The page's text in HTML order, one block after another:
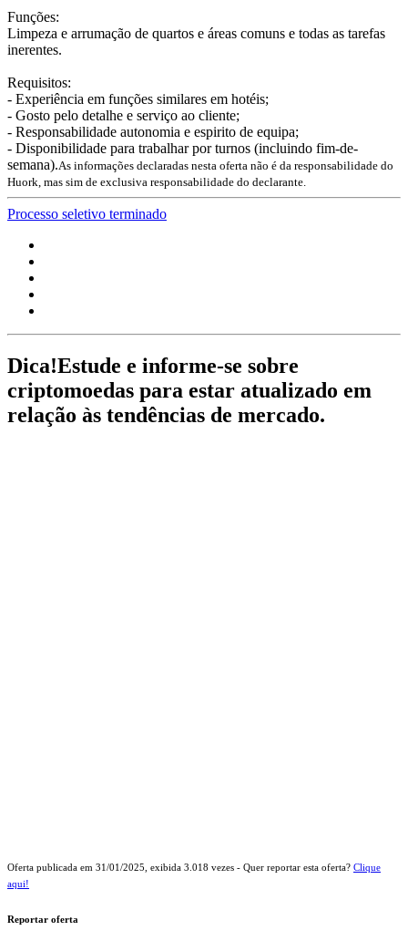
Funções:
Limpeza e arrumação de quartos e áreas comuns e todas as tarefas
inerentes.
Requisitos:
- Experiência em funções similares em hotéis;
- Gosto pelo detalhe e serviço ao cliente;
- Responsabilidade autonomia e espirito de equipa;
- Disponibilidade para trabalhar por turnos (incluindo fim-de-
semana).As informações declaradas nesta oferta não é da responsabilidade do
Huork, mas sim de exclusiva responsabilidade do declarante.
Processo seletivo terminado
Dica!Estude e informe-se sobre
criptomoedas para estar atualizado em
relação às tendências de mercado.
Oferta publicada em 31/01/2025 , exibida 3.018 vezes - Quer reportar esta oferta? Clique
aqui!
Reportar oferta